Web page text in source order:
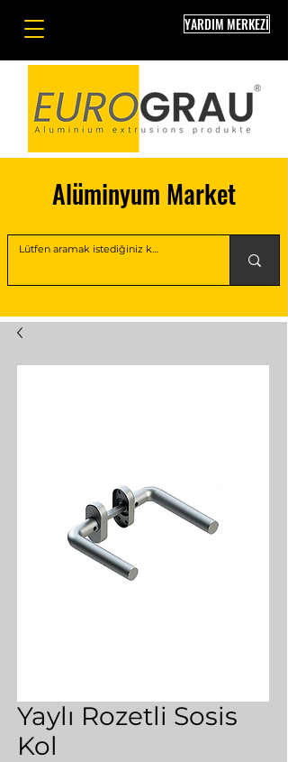
YARDIM MERKEZİ
Alüminyum Market
Yaylı Rozetli Sosis
Kol